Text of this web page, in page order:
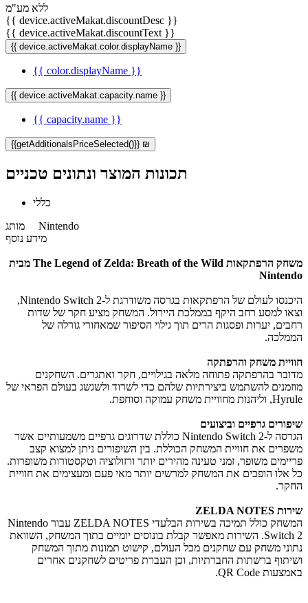
ללא מע"מ
{{ device.activeMakat.discountDesc }}
{{ device.activeMakat.discountText }}
{{ device.activeMakat.color.displayName }}
{{ color.displayName }}
{{ device.activeMakat.capacity.name }}
{{ capacity.name }}
{{getAdditionalsPriceSelected()}} ₪
תכונות המוצר ונתונים טכניים
כללי
מותג Nintendo
מידע נוסף
משחק הרפתקאות The Legend of Zelda: Breath of the Wild מבית
Nintendo
היכנסו לעולם של הרפתקאות בגרסה משודרגת ל-Nintendo Switch 2,
וצאו למסע רחב היקף בממלכת היירול. המשחק מציע חקר של שדות
רחבים, יערות ופסגות הרים תוך גילוי הסיפור שמאחורי גורלה של
הממלכה.
חוויית משחק והרפתקה
מדובר בהרפתקה פתוחה מלאה בגילויים, חקר ואתגרים. השחקנים
מוזמנים להשתמש ביצירתיות שלהם כדי לשרוד ולשגשג בעולם הפראי של
Hyrule, וליהנות מחוויית משחק עמוקה וסוחפת.
שיפורים גרפיים וביצועים
הגרסה ל-Nintendo Switch 2 כוללת שדרוגים גרפיים משמעותיים אשר
משפרים את חוויית המשחק הכוללת. בין השיפורים ניתן למצוא קצב
פריימים משופר, זמני טעינה מהירים יותר ורזולוציה וטקסטורות משופרות.
כל אלו הופכים את המשחק למרשים יותר מאי פעם ומעצימים את חוויית
החקר.
שירות ZELDA NOTES
המשחק כולל תמיכה בשירות הבלעדי ZELDA NOTES עבור Nintendo
Switch 2. השירות מאפשר קבלת בונוסים יומיים בתוך המשחק, השוואת
נתוני משחק עם שחקנים מכל העולם, קישוט תמונות מתוך המשחק
ושיתוף ברשתות החברתיות, וכן העברת פריטים לשחקנים אחרים
באמצעות QR Code.